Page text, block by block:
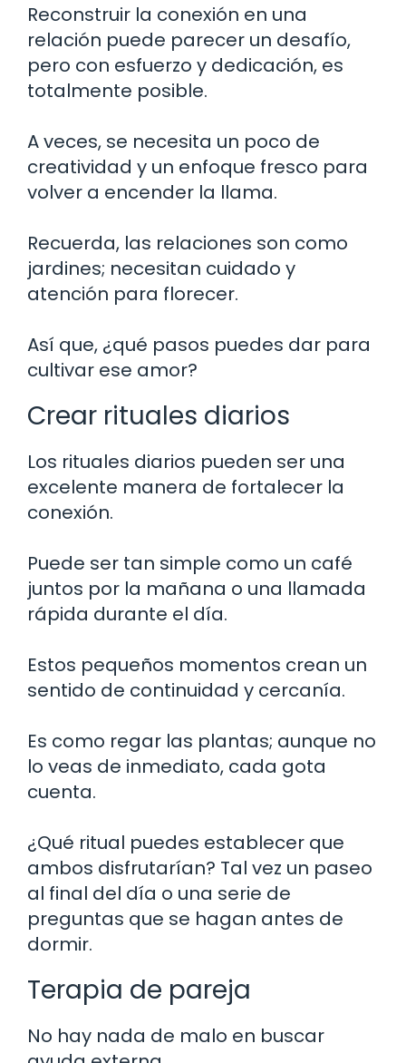
Reconstruir la conexión en una
relación puede parecer un desafío,
pero con esfuerzo y dedicación, es
totalmente posible.
A veces, se necesita un poco de
creatividad y un enfoque fresco para
volver a encender la llama.
Recuerda, las relaciones son como
jardines; necesitan cuidado y
atención para florecer.
Así que, ¿qué pasos puedes dar para
cultivar ese amor?
Crear rituales diarios
Los rituales diarios pueden ser una
excelente manera de fortalecer la
conexión.
Puede ser tan simple como un café
juntos por la mañana o una llamada
rápida durante el día.
Estos pequeños momentos crean un
sentido de continuidad y cercanía.
Es como regar las plantas; aunque no
lo veas de inmediato, cada gota
cuenta.
¿Qué ritual puedes establecer que
ambos disfrutarían? Tal vez un paseo
al final del día o una serie de
preguntas que se hagan antes de
dormir.
Terapia de pareja
No hay nada de malo en buscar